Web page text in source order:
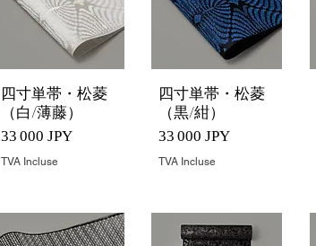
Aperçu rapide
四寸単帯・松菱
（白/薄藤）
Prix
33 000 JPY
TVA Incluse
Aperçu rapide
四寸単帯・松菱
（黒/紺）
Prix
33 000 JPY
TVA Incluse